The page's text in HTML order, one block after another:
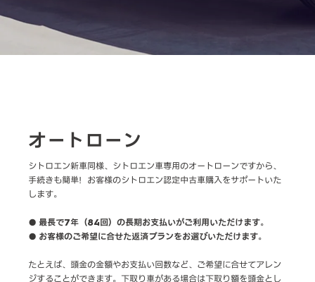
オートローン
シトロエン新車同様、シトロエン車専用のオートローンですから、
手続きも簡単！お客様のシトロエン認定中古車購入をサポートいた
します。
● 最長で7年（84回）の長期お支払いがご利用いただけます。
● お客様のご希望に合せた返済プランをお選びいただけます。
たとえば、頭金の金額やお支払い回数など、ご希望に合せてアレン
ジすることができます。下取り車がある場合は下取り額を頭金とし